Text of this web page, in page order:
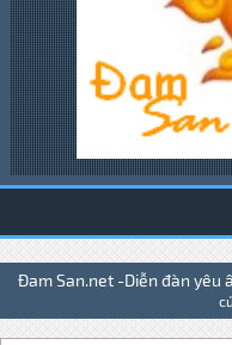
Đam San.net -Diễn đàn yêu